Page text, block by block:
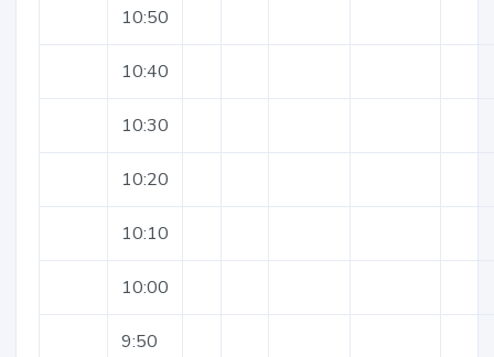
10:50
10:40
10:30
10:20
10:10
10:00
9:50